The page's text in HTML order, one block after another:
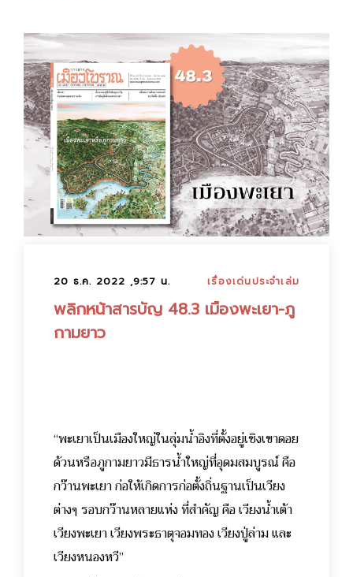
20 ธ.ค. 2022 ,9:57 น. เรื่องเด่นประจำเล่ม
พลิกหน้าสารบัญ 48.3 เมืองพะเยา-ภู
กามยาว
“พะเยาเป็นเมืองใหญ่ในลุ่มน้ำอิงที่ตั้งอยู่เชิงเขาดอย
ด้วนหรือภูกามยาวมีธารน้ำใหญ่ที่อุดมสมบูรณ์ คือ
กว๊านพะเยา ก่อให้เกิดการก่อตั้งถิ่นฐานเป็นเวียง
ต่างๆ รอบกว๊านหลายแห่ง ที่สำคัญ คือ เวียงน้ำเต้า
เวียงพะเยา เวียงพระธาตุจอมทอง เวียงปู่ล่าม และ
เวียงหนองหวี”